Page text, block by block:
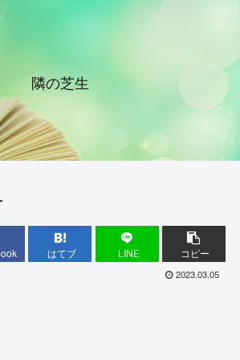
隣の芝生
はてブ LINE コピー
2023.03.05